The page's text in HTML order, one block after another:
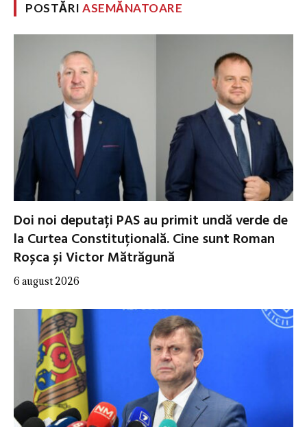
POSTĂRIASEMĂNATOARE
Doi noi deputați PAS au primit undă verde de
la Curtea Constituțională. Cine sunt Roman
Roșca și Victor Mătrăgună
6 august 2026